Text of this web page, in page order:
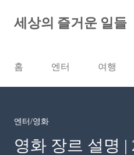
세상의 즐거운 일들
홈 엔터 여행
엔터/영화
영화 장르 설명 |